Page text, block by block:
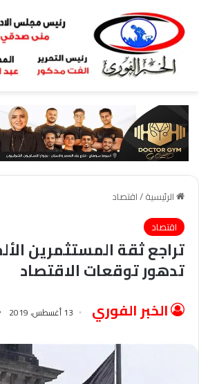
الرئيسية/اقتصاد
اقتصاد
تراجع ثقة المستثمرين
تدهور توقعات الاقتصاد
الخبر الفوري 13 أغسطس، 2019